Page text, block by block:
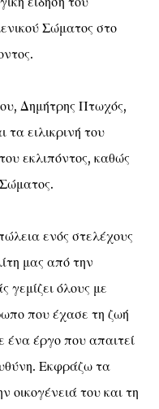
Σώματος στο
Δημήτρης Πτωχός,
τα ειλικρινή του
εκλιπόντος, καθώς
ενός στελέχους
μας από την
όλους με
που έχασε τη ζωή
ένα έργο που απαιτεί
Εκφράζω τα
οικογένειά του και τη